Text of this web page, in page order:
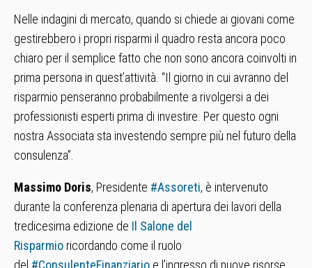
Nelle indagini di mercato, quando si chiede ai giovani come
gestirebbero i propri risparmi il quadro resta ancora poco
chiaro per il semplice fatto che non sono ancora coinvolti in
prima persona in quest’attività. “Il giorno in cui avranno del
risparmio penseranno probabilmente a rivolgersi a dei
professionisti esperti prima di investire. Per questo ogni
nostra Associata sta investendo sempre più nel futuro della
consulenza”.
Massimo Doris, Presidente #Assoreti, è intervenuto
durante la conferenza plenaria di apertura dei lavori della
tredicesima edizione de Il Salone del
Risparmio ricordando come il ruolo
del #ConsulenteFinanziario e l’ingresso di nuove risorse